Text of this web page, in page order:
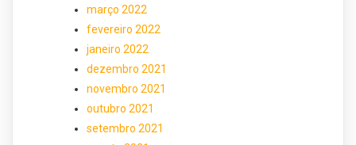
março 2022
fevereiro 2022
janeiro 2022
dezembro 2021
novembro 2021
outubro 2021
setembro 2021